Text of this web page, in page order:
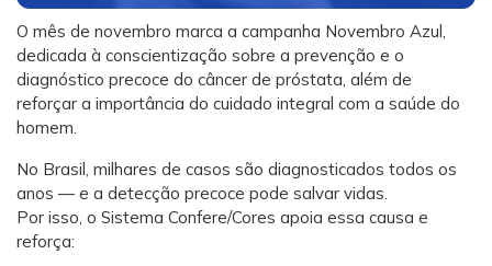
O mês de novembro marca a campanha Novembro Azul,
dedicada à conscientização sobre a prevenção e o
diagnóstico precoce do câncer de próstata, além de
reforçar a importância do cuidado integral com a saúde do
homem.
No Brasil, milhares de casos são diagnosticados todos os
anos — e a detecção precoce pode salvar vidas.
Por isso, o Sistema Confere/Cores apoia essa causa e
reforça: